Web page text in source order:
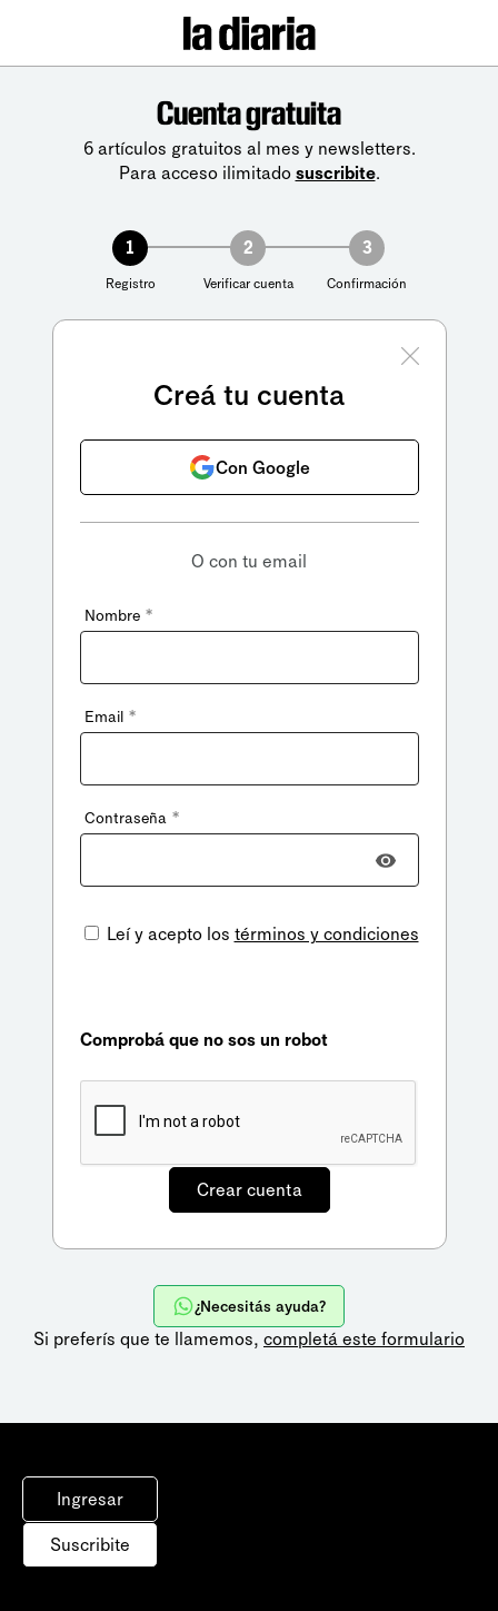
Cuenta gratuita
6 artículos gratuitos al mes y newsletters.
Para acceso ilimitado suscribite.
1
Registro
2
Verificar cuenta
3
Confirmación
Creá tu cuenta
Con Google
O con tu email
Nombre *
Email *
Contraseña *
Leí y acepto los términos y condiciones
Comprobá que no sos un robot
¿Necesitás ayuda?
Si preferís que te llamemos, completá este formulario
Ingresar
Suscribite